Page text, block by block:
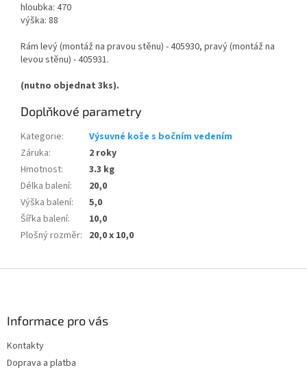
hloubka: 470
výška: 88
Rám levý (montáž na pravou stěnu) - 405930, pravý (montáž na
levou stěnu) - 405931.
(nutno objednat 3ks).
Doplňkové parametry
Kategorie:
Výsuvné koše s bočním vedením
Záruka:
2 roky
Hmotnost:
3.3 kg
Délka balení:
20,0
Výška balení:
5,0
Šířka balení:
10,0
Plošný rozměr: 20,0 x 10,0
Informace pro vás
Kontakty
Doprava a platba